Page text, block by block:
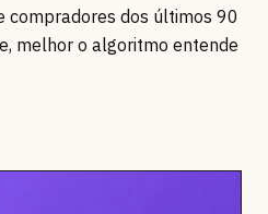
compradores dos últimos 90
melhor o algoritmo entende